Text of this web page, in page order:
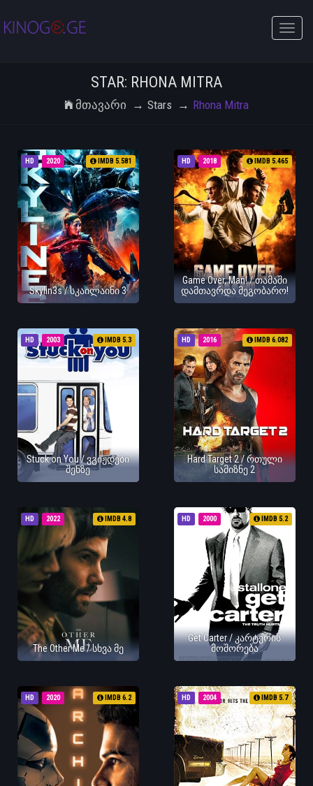
Toggle
STAR: RHONA MITRA
Მთავარი Stars Rhona Mitra
HD 2020 IMDB 5.581
Skylin3s / სკაილაინი 3
HD 2018 IMDB 5.465
Game Over, Man! / თამაში
დამთავრდა მეგობარო!
HD 2003 IMDB 5.3
Stuck on You / ვგიჟდები
შენზე
HD 2016 IMDB 6.082
Hard Target 2 / რთული
სამიზნე 2
HD 2022 IMDB 4.8
The Other Me / სხვა მე
HD 2000 IMDB 5.2
Get Carter / კარტერის
მოშორება
HD 2020 IMDB 6.2 HD 2004 IMDB 5.7